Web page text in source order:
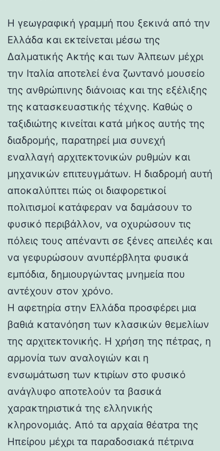
Η γεωγραφική γραμμή που ξεκινά από την
Ελλάδα και εκτείνεται μέσω της
Δαλματικής Ακτής και των Άλπεων μέχρι
την Ιταλία αποτελεί ένα ζωντανό μουσείο
της ανθρώπινης διάνοιας και της εξέλιξης
της κατασκευαστικής τέχνης. Καθώς ο
ταξιδιώτης κινείται κατά μήκος αυτής της
διαδρομής, παρατηρεί μια συνεχή
εναλλαγή αρχιτεκτονικών ρυθμών και
μηχανικών επιτευγμάτων. Η διαδρομή αυτή
αποκαλύπτει πώς οι διαφορετικοί
πολιτισμοί κατάφεραν να δαμάσουν το
φυσικό περιβάλλον, να οχυρώσουν τις
πόλεις τους απέναντι σε ξένες απειλές και
να γεφυρώσουν ανυπέρβλητα φυσικά
εμπόδια, δημιουργώντας μνημεία που
αντέχουν στον χρόνο.
Η αφετηρία στην Ελλάδα προσφέρει μια
βαθιά κατανόηση των κλασικών θεμελίων
της αρχιτεκτονικής. Η χρήση της πέτρας, η
αρμονία των αναλογιών και η
ενσωμάτωση των κτιρίων στο φυσικό
ανάγλυφο αποτελούν τα βασικά
χαρακτηριστικά της ελληνικής
κληρονομιάς. Από τα αρχαία θέατρα της
Ηπείρου μέχρι τα παραδοσιακά πέτρινα